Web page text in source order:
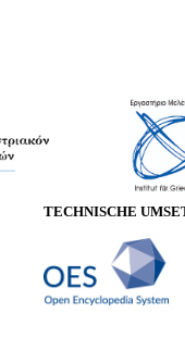
TECHNISCHE